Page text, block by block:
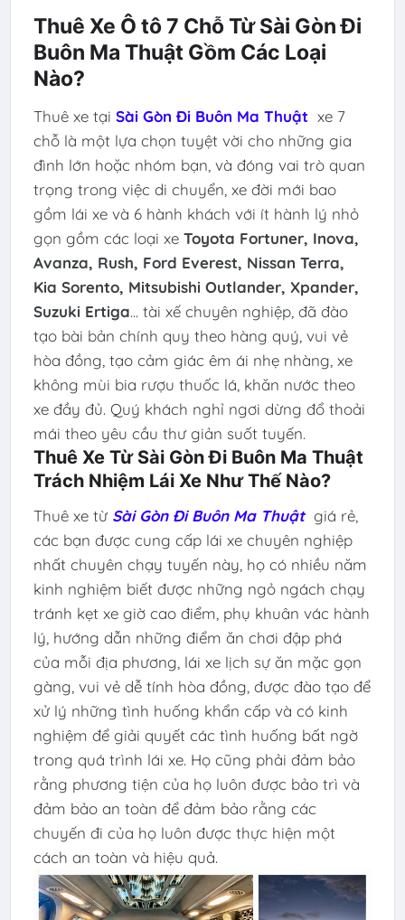
Thuê Xe Ô tô 7 Chỗ Từ Sài Gòn Đi
Buôn Ma Thuật Gồm Các Loại
Nào?
Thuê xe tại Sài Gòn Đi Buôn Ma Thuật xe 7
chỗ là một lựa chọn tuyệt vời cho những gia
đình lớn hoặc nhóm bạn, và đóng vai trò quan
trọng trong việc di chuyển, xe đời mới bao
gồm lái xe và 6 hành khách với ít hành lý nhỏ
gọn gồm các loại xe Toyota Fortuner, Inova,
Avanza, Rush, Ford Everest, Nissan Terra,
Kia Sorento, Mitsubishi Outlander, Xpander,
Suzuki Ertiga... tài xế chuyên nghiệp, đã đào
tạo bài bản chính quy theo hàng quý, vui vẻ
hòa đồng, tạo cảm giác êm ái nhẹ nhàng, xe
không mùi bia rượu thuốc lá, khăn nước theo
xe đầy đủ. Quý khách nghỉ ngơi dừng đổ thoải
mái theo yêu cầu thư giản suốt tuyến.
Thuê Xe Từ Sài Gòn Đi Buôn Ma Thuật
Trách Nhiệm Lái Xe Như Thế Nào?
Thuê xe từ Sài Gòn Đi Buôn Ma Thuật giá rẻ,
các bạn được cung cấp lái xe chuyên nghiệp
nhất chuyên chạy tuyến này, họ có nhiều năm
kinh nghiệm biết được những ngỏ ngách chạy
tránh kẹt xe giờ cao điểm, phụ khuân vác hành
lý, hướng dẫn những điểm ăn chơi đập phá
của mỗi địa phương, lái xe lịch sự ăn mặc gọn
gàng, vui vẻ dễ tính hòa đồng, được đào tạo để
xử lý những tình huống khẩn cấp và có kinh
nghiệm để giải quyết các tình huống bất ngờ
trong quá trình lái xe. Họ cũng phải đảm bảo
rằng phương tiện của họ luôn được bảo trì và
đảm bảo an toàn để đảm bảo rằng các
chuyến đi của họ luôn được thực hiện một
cách an toàn và hiệu quả.